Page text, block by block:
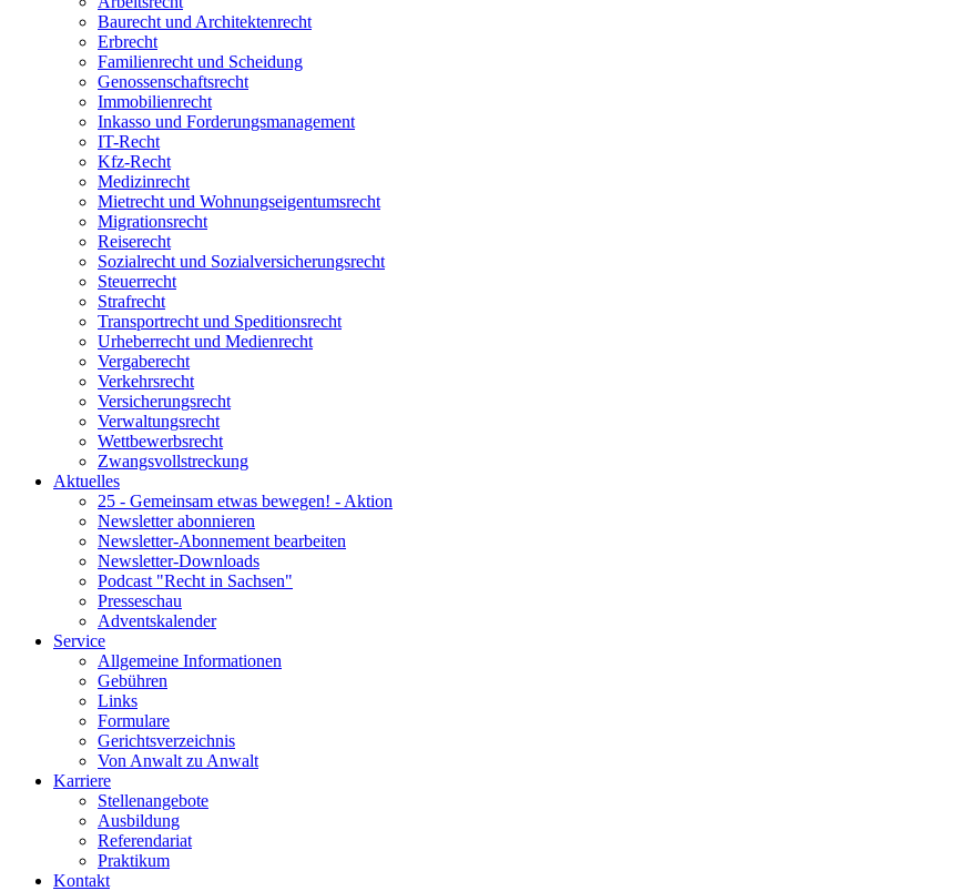
Baurecht und Architektenrecht
Erbrecht
Familienrecht und Scheidung
Genossenschaftsrecht
Immobilienrecht
Inkasso und Forderungsmanagement
IT-Recht
Kfz-Recht
Medizinrecht
Mietrecht und Wohnungseigentumsrecht
Migrationsrecht
Reiserecht
Sozialrecht und Sozialversicherungsrecht
Steuerrecht
Strafrecht
Transportrecht und Speditionsrecht
Urheberrecht und Medienrecht
Vergaberecht
Verkehrsrecht
Versicherungsrecht
Verwaltungsrecht
Wettbewerbsrecht
Zwangsvollstreckung
Aktuelles
25 - Gemeinsam etwas bewegen! - Aktion
Newsletter abonnieren
Newsletter-Abonnement bearbeiten
Newsletter-Downloads
Podcast "Recht in Sachsen"
Presseschau
Adventskalender
Service
Allgemeine Informationen
Gebühren
Links
Formulare
Gerichtsverzeichnis
Von Anwalt zu Anwalt
Karriere
Stellenangebote
Ausbildung
Referendariat
Praktikum
Kontakt